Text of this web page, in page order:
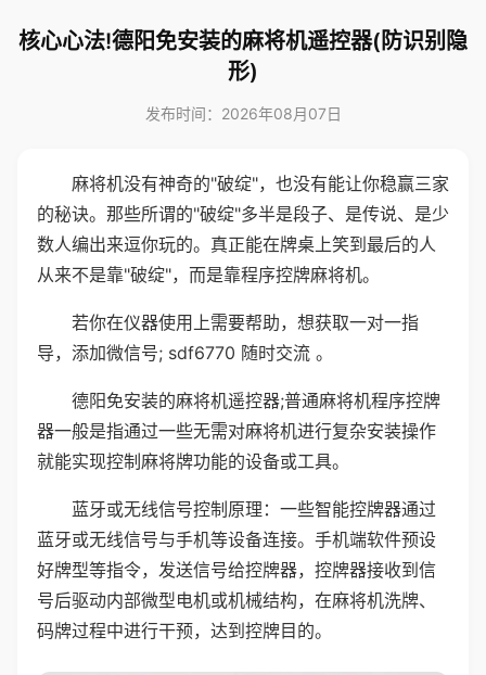
核心心法!德阳免安装的麻将机遥控器(防识别隐
形)
发布时间：2026年08月07日
麻将机没有神奇的"破绽"，也没有能让你稳赢三家
的秘诀。那些所谓的"破绽"多半是段子、是传说、是少
数人编出来逗你玩的。真正能在牌桌上笑到最后的人
从来不是靠"破绽"，而是靠程序控牌麻将机。
若你在仪器使用上需要帮助，想获取一对一指
导，添加微信号; sdf6770 随时交流 。
德阳免安装的麻将机遥控器;普通麻将机程序控牌
器一般是指通过一些无需对麻将机进行复杂安装操作
就能实现控制麻将牌功能的设备或工具。
蓝牙或无线信号控制原理：一些智能控牌器通过
蓝牙或无线信号与手机等设备连接。手机端软件预设
好牌型等指令，发送信号给控牌器，控牌器接收到信
号后驱动内部微型电机或机械结构，在麻将机洗牌、
码牌过程中进行干预，达到控牌目的。